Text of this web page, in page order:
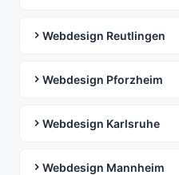
Webdesign Reutlingen
Webdesign Pforzheim
Webdesign Karlsruhe
Webdesign Mannheim